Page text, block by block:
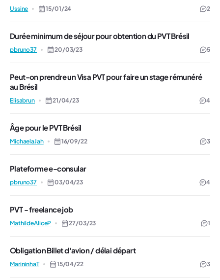
Ussine 15/01/24 2
Durée minimum de séjour pour obtention du PVT Brésil
pbruno37 20/03/23 5
Peut-on prendre un Visa PVT pour faire un stage rémunéré
au Brésil
Elisabrun 21/04/23 4
Âge pour le PVT Brésil
MichaelaJah 16/09/22 3
Plateforme e-consular
pbruno37 03/04/23 4
PVT - freelance job
MathildeAliceP 27/03/23 1
Obligation Billet d'avion / délai départ
MarininhaT 15/04/22 3